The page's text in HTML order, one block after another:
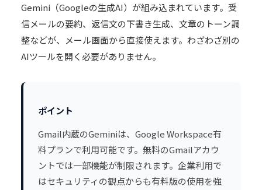
Gemini（Googleの生成AI）が組み込まれています。受
信メールの要約、返信文の下書き生成、文章のトーン調
整などが、メール画面から直接使えます。わざわざ別の
AIツールを開く必要がありません。
ポイント
Gmail内蔵のGeminiは、Google Workspace有
料プランで利用可能です。無料のGmailアカウ
ントでは一部機能が制限されます。企業利用で
はセキュリティの観点からも有料版の使用を強